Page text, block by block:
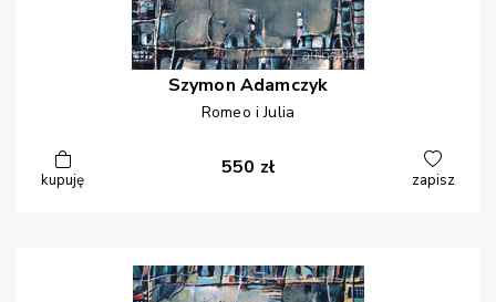
Szymon Adamczyk
Romeo i Julia
kupuję
550 zł
zapisz